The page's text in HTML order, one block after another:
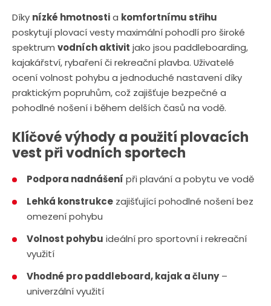
Díky nízké hmotnostia komfortnímu střihu
poskytují plovací vesty maximální pohodlí pro široké
spektrum vodních aktivit jako jsou paddleboarding,
kajakářství, rybaření či rekreační plavba. Uživatelé
ocení volnost pohybu a jednoduché nastavení díky
praktickým popruhům, což zajišťuje bezpečné a
pohodlné nošení i během delších časů na vodě.
Klíčové výhody a použití plovacích
vest při vodních sportech
Podpora nadnášení při plavání a pobytu ve vodě
Lehká konstrukcezajišťující pohodlné nošení bez
omezení pohybu
Volnost pohybu ideální pro sportovní i rekreační
využití
Vhodné pro paddleboard, kajak a čluny–
univerzální využití